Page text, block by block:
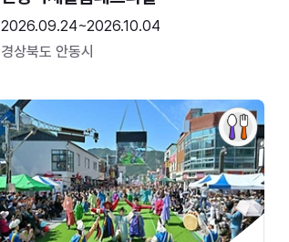
2026.09.24~2026.10.04
경상북도 안동시